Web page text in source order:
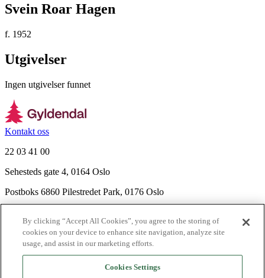
Svein Roar Hagen
f. 1952
Utgivelser
Ingen utgivelser funnet
Kontakt oss
22 03 41 00
Sehesteds gate 4, 0164 Oslo
Postboks 6860 Pilestredet Park, 0176 Oslo
Nyhetsbrev
Ledige stillinger
Send inn manus
By clicking “Accept All Cookies”, you agree to the storing of
cookies on your device to enhance site navigation, analyze site
usage, and assist in our marketing efforts.
Cookies Settings